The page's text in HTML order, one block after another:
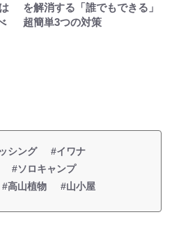
を解消する「誰でもできる」
超簡単3つの対策
シング
#イワナ
#ソロキャンプ
#高山植物 #山小屋